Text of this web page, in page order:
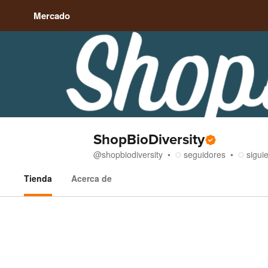
Mercado
ShopBioDiversity
@shopbiodiversity seguidores
Tienda
Acerca de